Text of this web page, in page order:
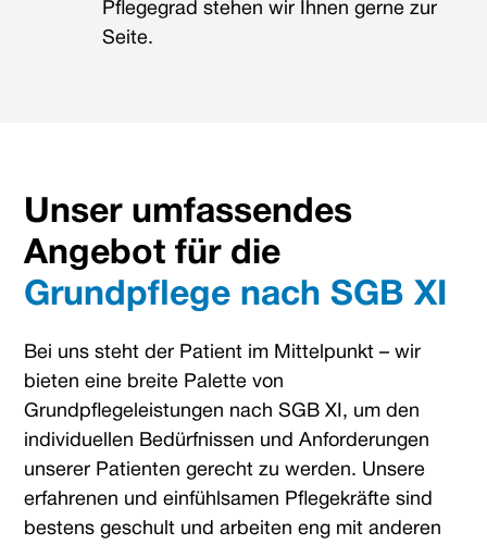
Pflegegrad stehen wir Ihnen gerne zur
Seite.
Unser umfassendes
Angebot für die
Grundpflege nach SGB XI
Bei uns steht der Patient im Mittelpunkt – wir
bieten eine breite Palette von
Grundpflegeleistungen nach SGB XI, um den
individuellen Bedürfnissen und Anforderungen
unserer Patienten gerecht zu werden. Unsere
erfahrenen und einfühlsamen Pflegekräfte sind
bestens geschult und arbeiten eng mit anderen